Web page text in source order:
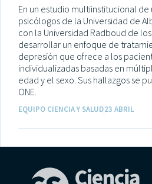
En un estudio multiinstitucional
psicólogos de la Universidad de
con la Universidad Radboud de los
desarrollar un enfoque de
depresión que ofrece a los
individualizadas basadas en
edad y el sexo. Sus hallazgos se
ONE.
EQUIPO CIENCIA Y SALUD23 ABRIL